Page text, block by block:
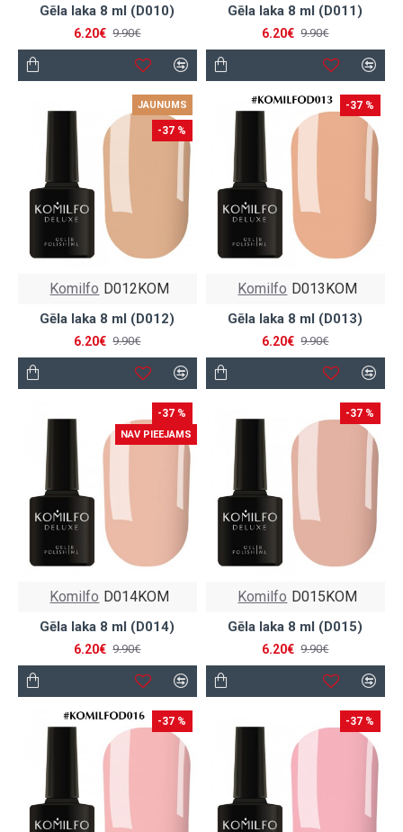
Gēla laka 8 ml (D010)
6.20€ 9.90€
Gēla laka 8 ml (D011)
6.20€ 9.90€
JAUNUMS
-37 %
Komilfo D012KOM
Gēla laka 8 ml (D012)
6.20€ 9.90€
-37 %
Komilfo D013KOM
Gēla laka 8 ml (D013)
6.20€ 9.90€
-37 %
NAV PIEEJAMS
Komilfo D014KOM
Gēla laka 8 ml (D014)
6.20€ 9.90€
-37 %
Komilfo D015KOM
Gēla laka 8 ml (D015)
6.20€ 9.90€
-37 % -37 %